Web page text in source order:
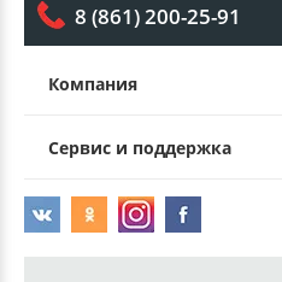
8 (861) 200-25-91
Компания
Сервис и поддержка